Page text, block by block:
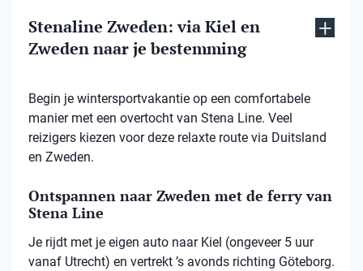
Stenaline Zweden: via Kiel en
Zweden naar je bestemming
Begin je wintersportvakantie op een comfortabele
manier met een overtocht van Stena Line. Veel
reizigers kiezen voor deze relaxte route via Duitsland
en Zweden.
Ontspannen naar Zweden met de ferry van
Stena Line
Je rijdt met je eigen auto naar Kiel (ongeveer 5 uur
vanaf Utrecht) en vertrekt ’s avonds richting Göteborg.